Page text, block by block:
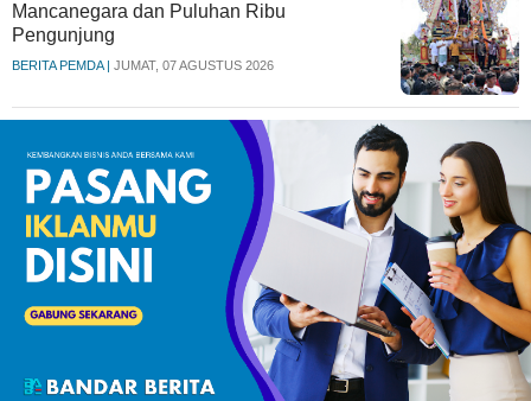
Mancanegara dan Puluhan Ribu
Pengunjung
BERITA PEMDA | JUMAT, 07 AGUSTUS 2026